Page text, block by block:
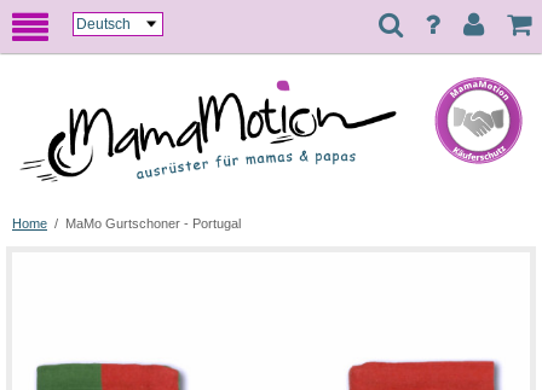
Home / MaMo Gurtschoner - Portugal